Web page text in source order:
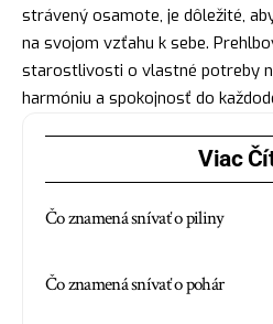
strávený osamote, je dôležité,
na svojom vzťahu k sebe.
starostlivosti o vlastné potreby
harmóniu a spokojnosť do
Viac
Čo znamená snívať o piliny
Čo znamená snívať o pohár